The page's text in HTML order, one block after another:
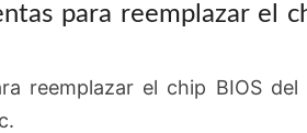
para reemplazar el
reemplazar el chip BIOS